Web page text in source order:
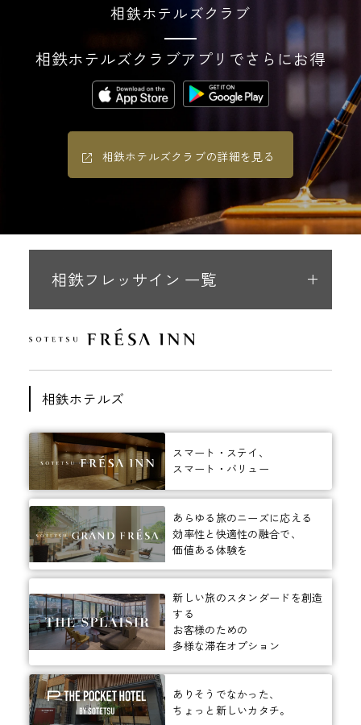
相鉄ホテルズクラブ
相鉄ホテルズクラブアプリでさらにお得
相鉄ホテルズクラブの詳細を見る
相鉄フレッサイン 一覧
相鉄ホテルズ
スマート・ステイ、
スマート・バリュー
あらゆる旅のニーズに応える
効率性と快適性の融合で、
価値ある体験を
新しい旅のスタンダードを創造
する
お客様のための
多様な滞在オプション
ありそうでなかった、
ちょっと新しいカタチ。